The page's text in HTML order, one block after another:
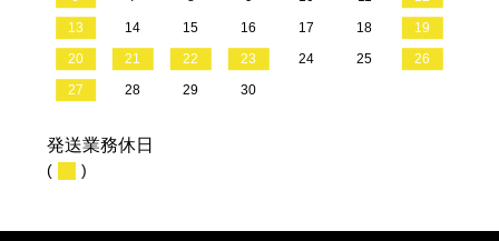
13
14 15 16 17 18
19
20
21 22 23 24 25
26
27
28 29 30
発送業務休日
( )